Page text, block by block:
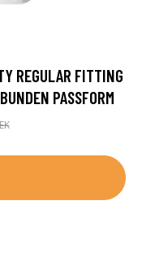
REGULAR FITTING
PASSFORM